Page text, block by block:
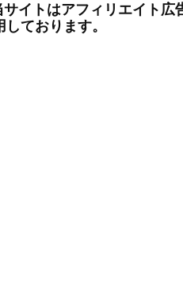
イトはアフィリエイト広
しております。